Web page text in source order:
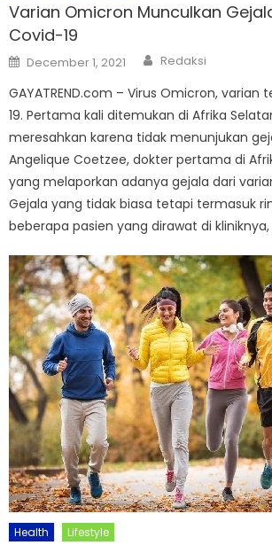
Varian Omicron Munculkan
Covid-19
Posted
on
December 1, 2021 Author
Redaksi
GAYATREND.com – Virus Omicron, varian
19. Pertama kali ditemukan di Afrika
meresahkan karena tidak menunjukan
Angelique Coetzee, dokter pertama di
yang melaporkan adanya gejala dari
Gejala yang tidak biasa tetapi termasuk
beberapa pasien yang dirawat di kliniknya,
Health Lifestyle